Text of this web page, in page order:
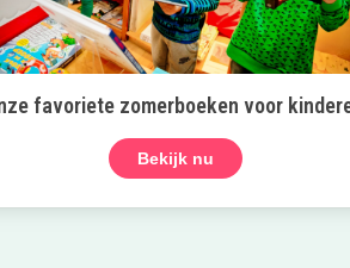
favoriete zomerboeken voor
Bekijk nu